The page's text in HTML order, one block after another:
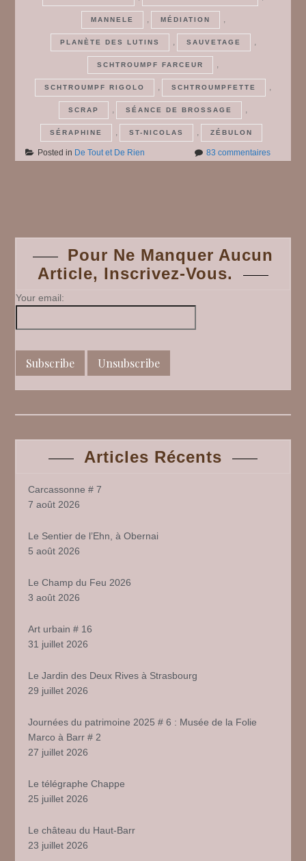
MANNELE , MÉDIATION ,
PLANÈTE DES LUTINS , SAUVETAGE ,
SCHTROUMPF FARCEUR ,
SCHTROUMPF RIGOLO , SCHTROUMPFETTE ,
SCRAP , SÉANCE DE BROSSAGE ,
SÉRAPHINE , ST-NICOLAS , ZÉBULON
Posted in De Tout et De Rien 83 commentairessur
navigation
Pour Ne Manquer Aucun
Article, Inscrivez-Vous.
Your email:
Articles Récents
Carcassonne # 7
7 août 2026
Le Sentier de l’Ehn, à Obernai
5 août 2026
Le Champ du Feu 2026
3 août 2026
Art urbain # 16
31 juillet 2026
Le Jardin des Deux Rives à Strasbourg
29 juillet 2026
Journées du patrimoine 2025 # 6 : Musée de la Folie
Marco à Barr # 2
27 juillet 2026
Le télégraphe Chappe
25 juillet 2026
Le château du Haut-Barr
23 juillet 2026